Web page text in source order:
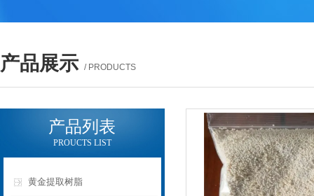
产品展示 / PRODUCTS
产品列表
PROUCTS LIST
黄金提取树脂